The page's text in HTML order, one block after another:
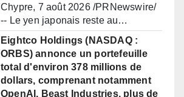
Chypre, 7 août 2026 /PRNewswire/
-- Le yen japonais reste au…
Eightco Holdings (NASDAQ :
ORBS) annonce un portefeuille
total d'environ 378 millions de
dollars, comprenant notamment
OpenAI, Beast Industries, plus de